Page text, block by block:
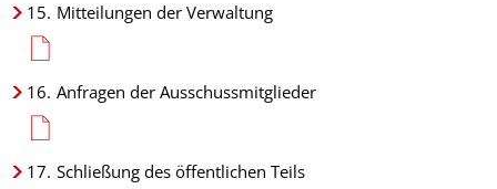
15. Mitteilungen der Verwaltung
16. Anfragen der Ausschussmitglieder
17. Schließung des öffentlichen Teils